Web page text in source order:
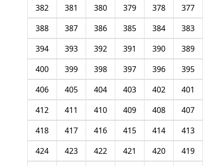
377
378
379
380
381
382
383
384
385
386
387
388
389
390
391
392
393
394
395
396
397
398
399
400
401
402
403
404
405
406
407
408
409
410
411
412
413
414
415
416
417
418
419
420
421
422
423
424